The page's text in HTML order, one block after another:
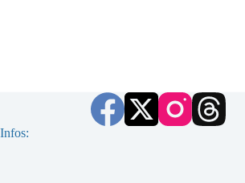
Infos: